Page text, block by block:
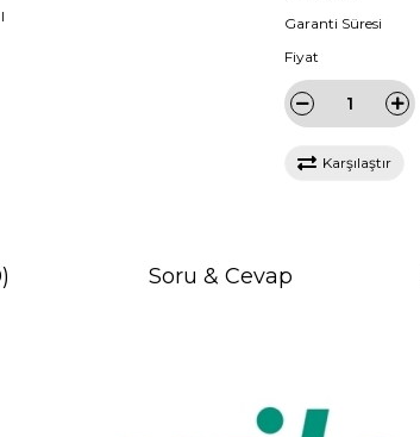
Garanti Süresi
Fiyat
Karşılaştır
Soru & Cevap